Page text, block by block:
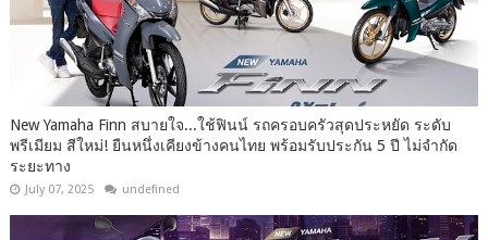
New Yamaha Finn สบายใจ...ใช้ฟินน์ รถครอบครัวสุดประหยัด ระดับ
พรีเมียม สีใหม่! ยืนหนึ่งเคียงข้างคนไทย พร้อมรับประกัน 5 ปี ไม่จำกัด
ระยะทาง
July 07, 2025 undefined